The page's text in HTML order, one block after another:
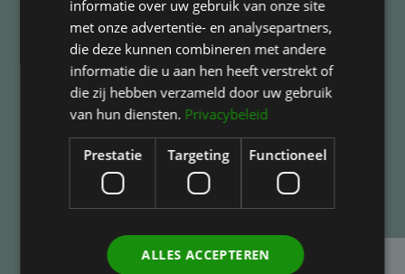
prioriteit
Maak een afspraak en ik geef je een eerlijk advies
Maak een afspraak
informatie over uw gebruik van onze site
met onze advertentie- en analysepartners,
die deze kunnen combineren met andere
informatie die u aan hen heeft verstrekt of
die zij hebben verzameld door uw gebruik
van hun diensten. Privacybeleid
Prestatie Targeting Functioneel
ALLES ACCEPTEREN